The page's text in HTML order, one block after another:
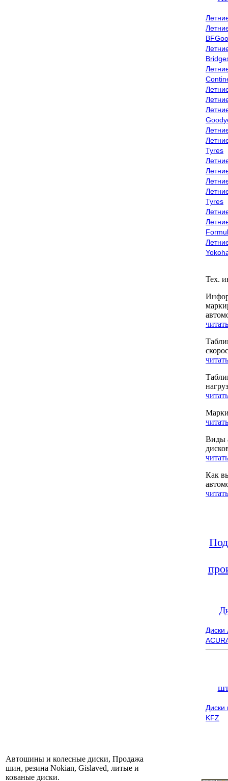
Tyres
Tyres
Тех.
Виды
Как
Диски
KFZ
Автошины и колесные диски, Продажа
шин, резина Nokian, Gislaved, литые и
кованые диски.